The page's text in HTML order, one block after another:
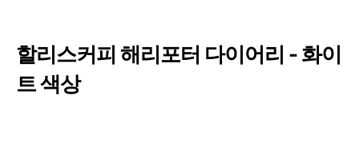
할리스커피 해리포터 다이어리 - 화이
트 색상